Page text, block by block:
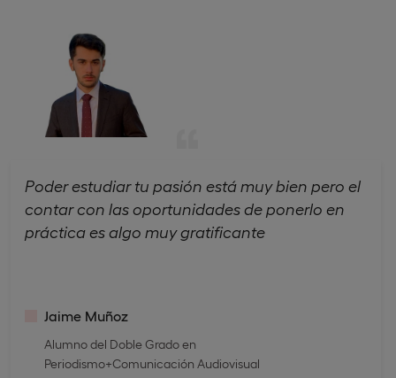
Poder estudiar tu pasión está muy bien pero el
contar con las oportunidades de ponerlo en
práctica es algo muy gratificante
Jaime Muñoz
Alumno del Doble Grado en
Periodismo+Comunicación Audiovisual